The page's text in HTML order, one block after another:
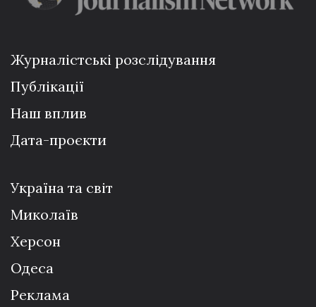
Журналістські розслідування
Публікації
Наш вплив
Дата-проєкти
Україна та світ
Миколаїв
Херсон
Одеса
Реклама